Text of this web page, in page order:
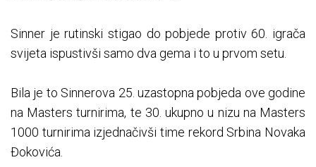
Sinner je rutinski stigao do pobjede protiv 60. igrača
svijeta ispustivši samo dva gema i to u prvom setu.
Bila je to Sinnerova 25. uzastopna pobjeda ove godine
na Masters turnirima, te 30. ukupno u nizu na Masters
1000 turnirima izjednačivši time rekord Srbina Novaka
Đokovića.